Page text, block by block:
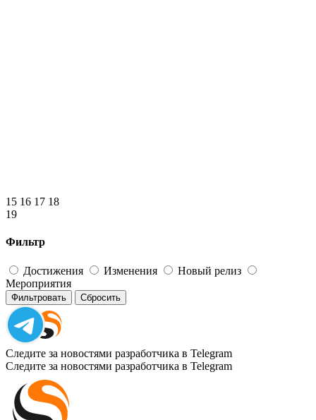
15 16 17 18
19
Фильтр
Достижения Изменения
Новый релиз
Мероприятия
Фильтровать Сбросить
Следите за новостями разработчика в Telegram
Следите за новостями разработчика в Telegram